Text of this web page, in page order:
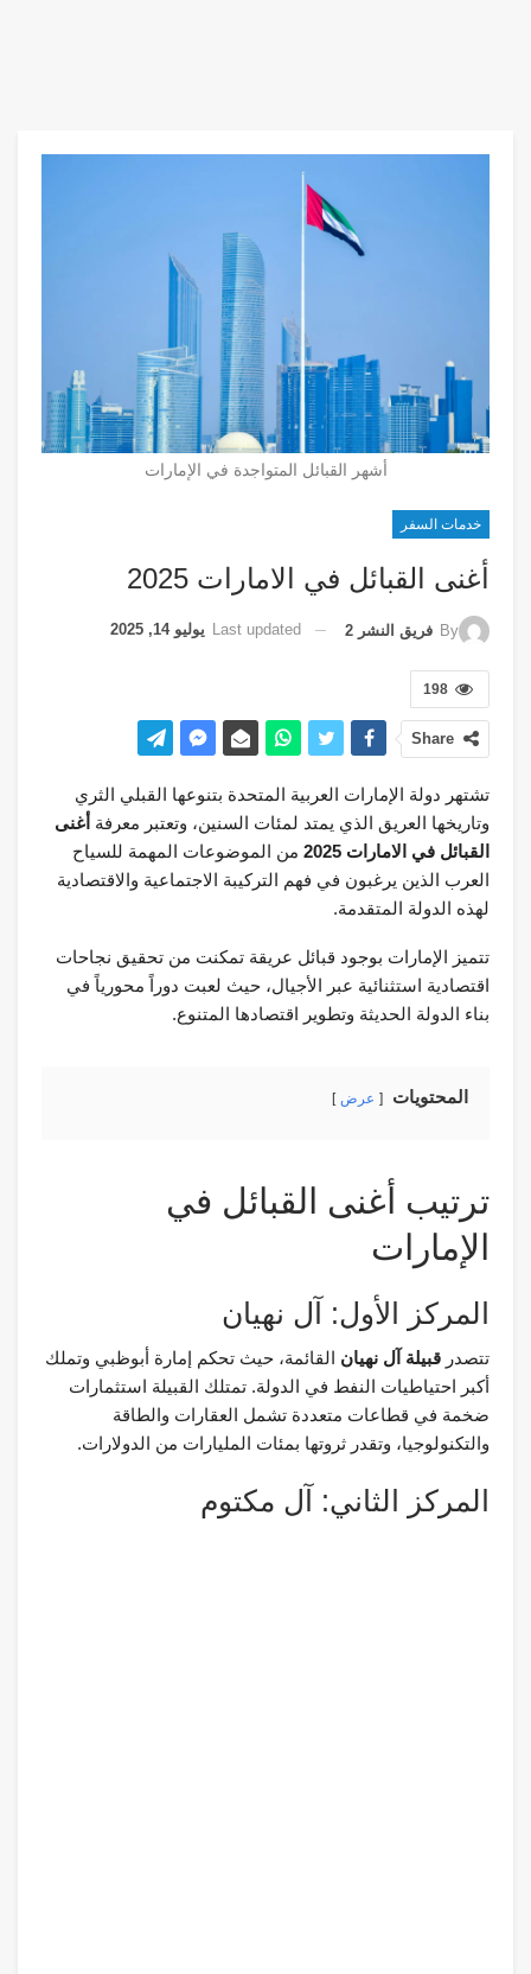
أشهر القبائل المتواجدة في الإمارات
خدمات السفر
أغنى القبائل في الامارات 2025
By فريق النشر 2 Last updated يوليو 14, 2025
198
Share
تشتهر دولة الإمارات العربية المتحدة بتنوعها القبلي الثري
وتاريخها العريق الذي يمتد لمئات السنين، وتعتبر معرفة أغنى
القبائل في الامارات 2025
من الموضوعات المهمة للسياح
العرب الذين يرغبون في فهم التركيبة الاجتماعية والاقتصادية
لهذه الدولة المتقدمة.
تتميز الإمارات بوجود قبائل عريقة تمكنت من تحقيق نجاحات
اقتصادية استثنائية عبر الأجيال، حيث لعبت دوراً محورياً في
بناء الدولة الحديثة وتطوير اقتصادها المتنوع.
المحتويات عرض
ترتيب أغنى القبائل في
الإمارات
المركز الأول: آل نهيان
تتصدر قبيلة آل نهيان القائمة، حيث تحكم إمارة أبوظبي وتملك
أكبر احتياطيات النفط في الدولة. تمتلك القبيلة استثمارات
ضخمة في قطاعات متعددة تشمل العقارات والطاقة
والتكنولوجيا، وتقدر ثروتها بمئات المليارات من الدولارات.
المركز الثاني: آل مكتوم